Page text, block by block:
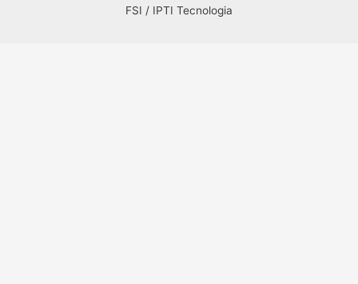
FSI / IPTI Tecnologia